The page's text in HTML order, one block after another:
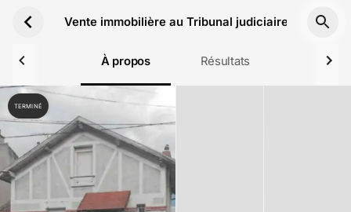
Vente immobilière au Tribunal judiciaire de
À propos Résultats
TERMINÉ